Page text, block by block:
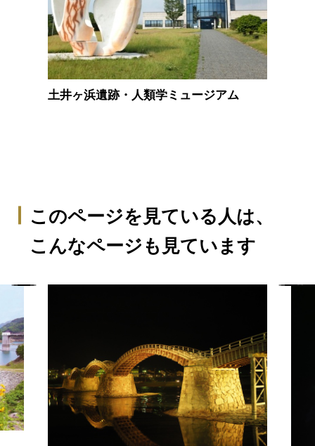
土井ヶ浜遺跡・人類学ミュージアム
このページを見ている人は、
こんなページも見ています